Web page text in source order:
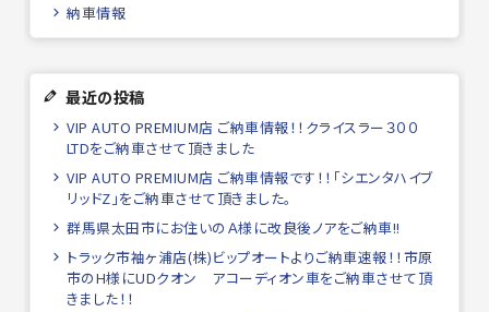
納車情報
最近の投稿
VIP AUTO PREMIUM店 ご納車情報！！クライスラー３００
LTDをご納車させて頂きました
VIP AUTO PREMIUM店 ご納車情報です！！「シエンタハイブ
リッドZ」をご納車させて頂きました。
群馬県太田市にお住いのＡ様に改良後ノアをご納車!!
トラック市袖ヶ浦店(株)ビップオートよりご納車速報！！市原
市のH様にUDクオン アコーディオン車をご納車させて頂
きました！！